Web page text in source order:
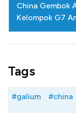
China Gembok
Kelompok G7
Tags
#galium #china